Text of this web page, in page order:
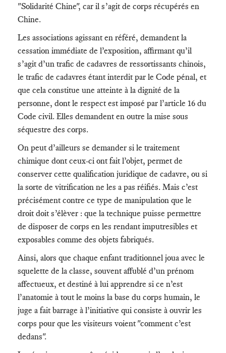
"Solidarité Chine", car il s’agit de corps récupérés en
Chine.
Les associations agissant en référé, demandent la
cessation immédiate de l’exposition, affirmant qu’il
s’agit d’un trafic de cadavres de ressortissants chinois,
le trafic de cadavres étant interdit par le Code pénal, et
que cela constitue une atteinte à la dignité de la
personne, dont le respect est imposé par l’article 16 du
Code civil. Elles demandent en outre la mise sous
séquestre des corps.
On peut d’ailleurs se demander si le traitement
chimique dont ceux-ci ont fait l’objet, permet de
conserver cette qualification juridique de cadavre, ou si
la sorte de vitrification ne les a pas réifiés. Mais c’est
précisément contre ce type de manipulation que le
droit doit s’élèver : que la technique puisse permettre
de disposer de corps en les rendant imputresibles et
exposables comme des objets fabriqués.
Ainsi, alors que chaque enfant traditionnel joua avec le
squelette de la classe, souvent affublé d’un prénom
affectueux, et destiné à lui apprendre si ce n’est
l’anatomie à tout le moins la base du corps humain, le
juge a fait barrage à l’initiative qui consiste à ouvrir les
corps pour que les visiteurs voient "comment c’est
dedans".